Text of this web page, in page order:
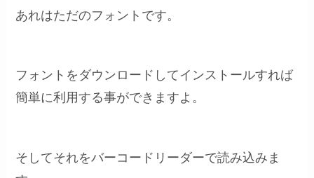
あれはただのフォントです。
フォントをダウンロードしてインストールすれば
簡単に利用する事ができますよ。
そしてそれをバーコードリーダーで読み込みま